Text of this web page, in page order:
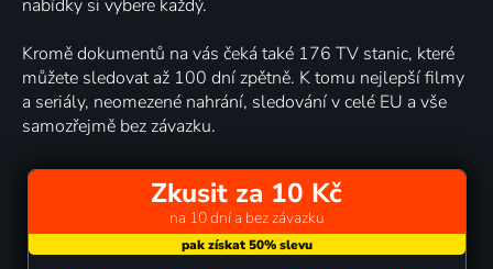
nabídky si vybere každý.
Kromě dokumentů na vás čeká také 176 TV stanic, které
můžete sledovat až 100 dní zpětně. K tomu nejlepší filmy
a seriály, neomezené nahrání, sledování v celé EU a vše
samozřejmě bez závazku.
Zkusit za 10 Kč
na 10 dní a bez závazku